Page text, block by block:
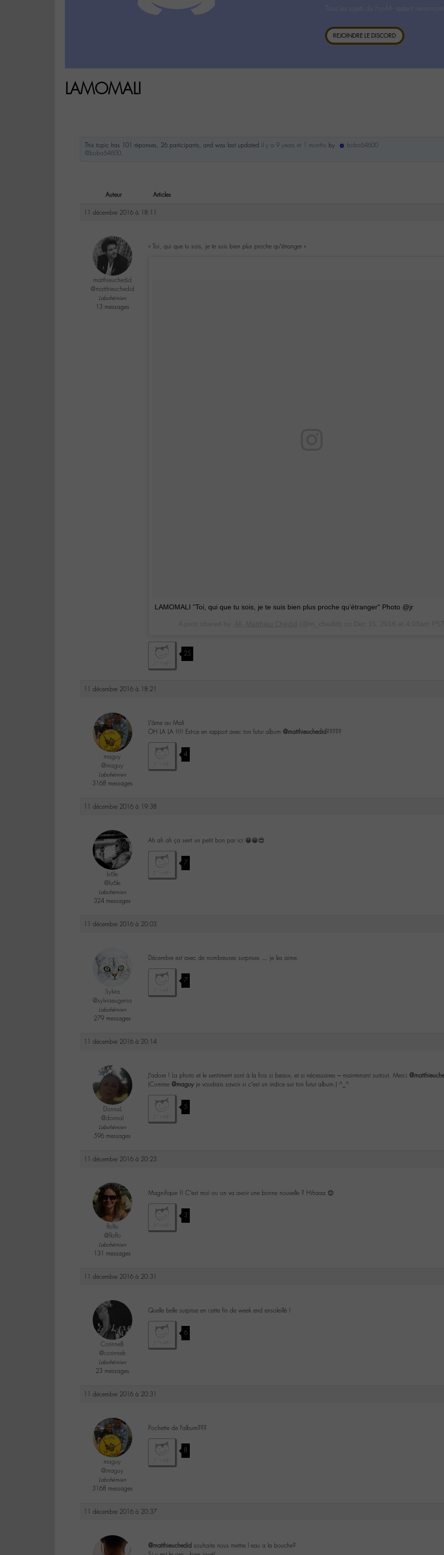
Tous les sujets du For-M- restent
REJOINDRE LE DISCORD
LAMOMALI
This topic has 101 réponses, 26 participants, and was last updated il y a 9 years et 1 months by
bobo64600
@bobo64600.
Auteur Articles
11 décembre 2016 à 18:11
matthieuchedid
@matthieuchedid
Labohémien
13 messages
« Toi, qui que tu sois, je te suis bien plus proche qu’étranger »
LAMOMALI "Toi, qui que tu sois, je te suis bien plus proche qu’étranger" Photo @jr
25
11 décembre 2016 à 18:21
maguy
@maguy
Labohémien
3168 messages
L’âme au Mali
OH LA LA !!!! Est-ce en rapport avec ton futur album @matthieuchedid?????
4
11 décembre 2016 à 19:38
lu6le
@lu6le
Labohémien
324 messages
Ah ah ah ça sent un petit bon par ici 😁😁😍
7
11 décembre 2016 à 20:03
Sylvia
@sylviaeugenia
Labohémien
279 messages
Décembre est avec de nombreuses surprises … je les aime.
7
11 décembre 2016 à 20:14
DonnaL
@donnal
Labohémien
596 messages
J’adore ! La photo et le sentiment sont à la fois si beaux, et si nécessaires – maintenant surtout. Merci
(Comme @maguy je voudrais savoir si c’est un indice sur ton futur album.) ^_^
5
11 décembre 2016 à 20:23
floflo
@floflo
Labohémien
131 messages
Magnifique !! C’est moi ou on va avoir une bonne nouvelle ? Hihaaa 😊
3
11 décembre 2016 à 20:31
CorinneB
@corinneb
Labohémien
23 messages
Quelle belle surprise en cette fin de week end ensoleillé !
6
11 décembre 2016 à 20:31
maguy
@maguy
Labohémien
3168 messages
Pochette de l’album???
8
11 décembre 2016 à 20:37
@matthieuchedid souhaite nous mettre l eau a la bouche?